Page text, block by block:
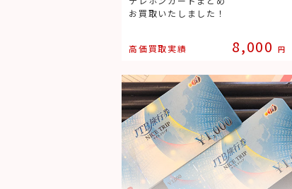
お買取いたしました！
高価買取実績 8,000 円